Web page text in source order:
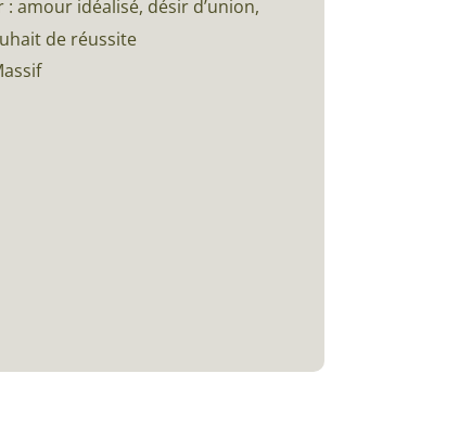
amour idéalisé, désir d’union,
de réussite